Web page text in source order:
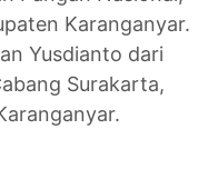
Karanganyar.
Yusdianto dari
Surakarta,